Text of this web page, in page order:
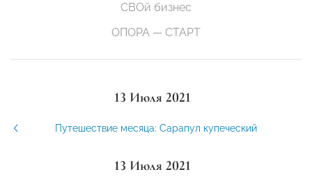
СВОй бизнес
ОПОРА — СТАРТ
13 Июля 2021
Путешествие месяца: Сарапул купеческий
13 Июля 2021